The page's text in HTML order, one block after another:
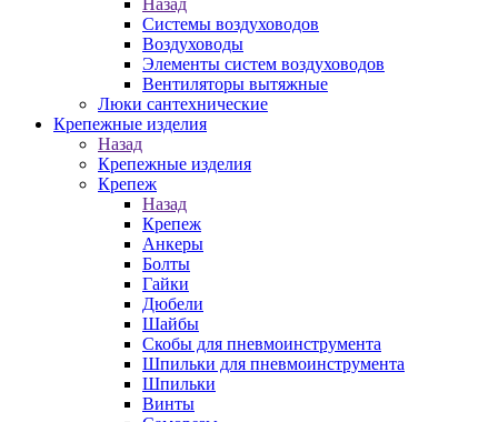
Назад
Системы воздуховодов
Воздуховоды
Элементы систем воздуховодов
Вентиляторы вытяжные
Люки сантехнические
Крепежные изделия
Назад
Крепежные изделия
Крепеж
Назад
Крепеж
Анкеры
Болты
Гайки
Дюбели
Шайбы
Скобы для пневмоинструмента
Шпильки для пневмоинструмента
Шпильки
Винты